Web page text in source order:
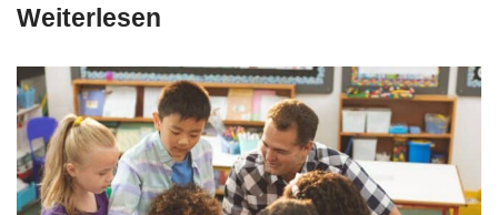
Weiterlesen